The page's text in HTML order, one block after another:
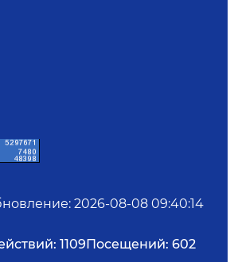
: 2026-08-08 09:40:14
1109Посещений: 602